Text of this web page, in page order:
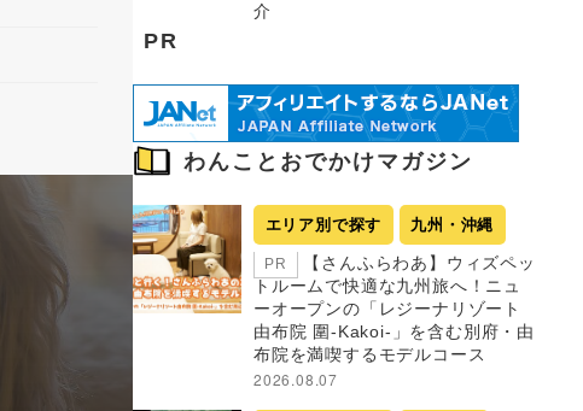
介
PR
わんことおでかけマガジン
エリア別で探す 九州・沖縄
PR
【さんふらわあ】ウィズペッ
トルームで快適な九州旅へ！ニュ
ーオープンの「レジーナリゾート
由布院 圍-Kakoi-」を含む別府・由
布院を満喫するモデルコース
2026.08.07